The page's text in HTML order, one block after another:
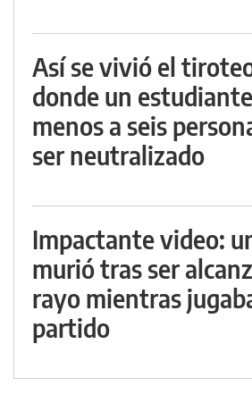
Así se vivió el
donde un
menos a seis
ser neutralizado
Impactante video:
murió tras ser
rayo mientras
partido